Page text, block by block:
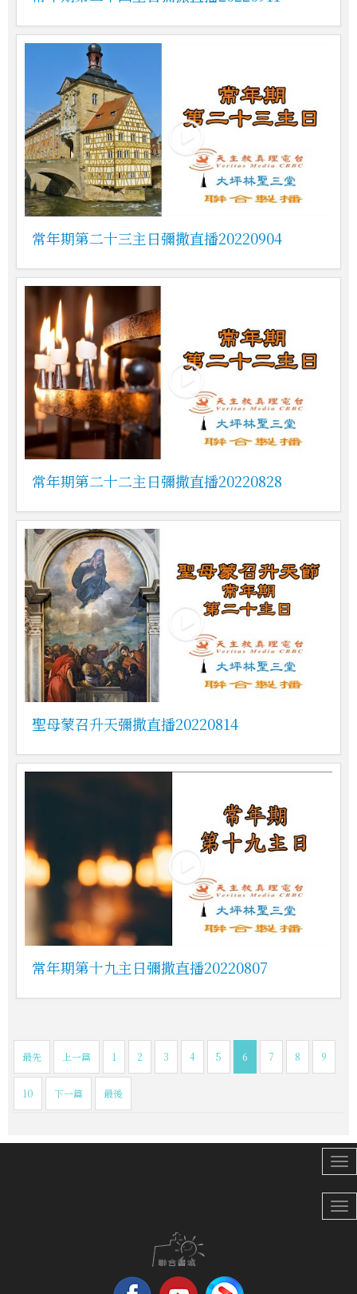
常年期第二十三主日彌撒直播20220904
常年期第二十二主日彌撒直播20220828
聖母蒙召升天彌撒直播20220814
常年期第十九主日彌撒直播20220807
最先 上一篇 1 2 3 4 5 6 7 8 9
10 下一篇 最後